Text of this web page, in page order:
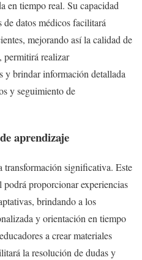
en tiempo real. Su capacidad
de datos médicos facilitará
mejorando así la calidad de
permitirá realizar
y brindar información detallada
y seguimiento de
aprendizaje
transformación significativa. Este
proporcionar experiencias
brindando a los
y orientación en tiempo
a crear materiales
la resolución de dudas y